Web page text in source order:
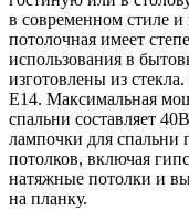
в современном стиле и
потолочная имеет
использования в
изготовлены из
Е14. Максимальная
спальни составляет
лампочки для спальни
потолков, включая
натяжные потолки и
на планку.